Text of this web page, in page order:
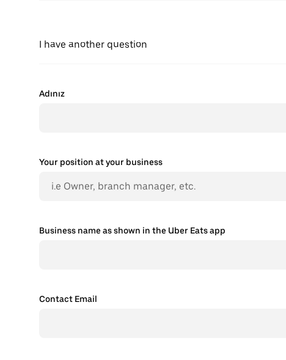
I have another question
Adınız
Your position at your business
Business name as shown in the Uber Eats app
Contact Email